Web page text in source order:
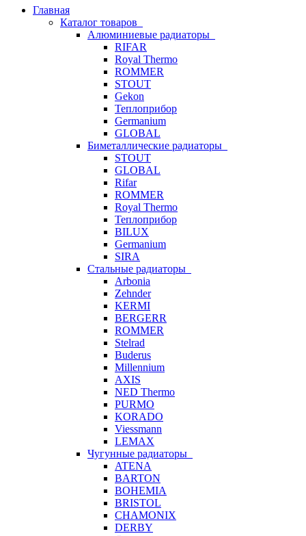
Главная
Каталог товаров
Алюминиевые радиаторы
RIFAR
Royal Thermo
ROMMER
STOUT
Gekon
Теплоприбор
Germanium
GLOBAL
Биметаллические радиаторы
STOUT
GLOBAL
Rifar
ROMMER
Royal Thermo
Теплоприбор
BILUX
Germanium
SIRA
Стальные радиаторы
Arbonia
Zehnder
KERMI
BERGERR
ROMMER
Stelrad
Buderus
Millennium
AXIS
NED Thermo
PURMO
KORADO
Viessmann
LEMAX
Чугунные радиаторы
ATENA
BARTON
BOHEMIA
BRISTOL
CHAMONIX
DERBY